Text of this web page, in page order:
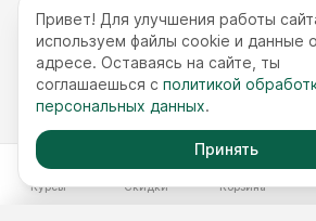
Курсы Скидки Корзина
Привет! Для улучшения работы
используем файлы cookie и данные
адресе. Оставаясь на сайте, ты
соглашаешься с политикой
персональных данных.
Принять